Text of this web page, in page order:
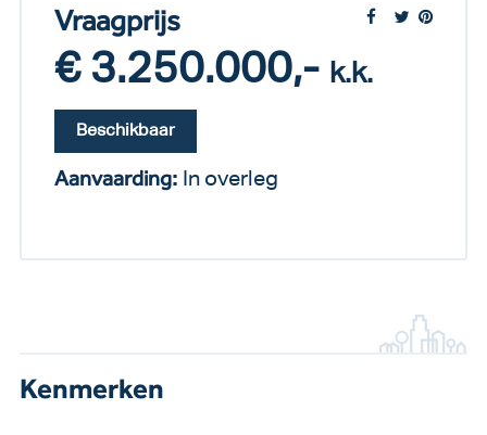
Vraagprijs
€ 3.250.000,- k.k.
Beschikbaar
Aanvaarding: In overleg
Kenmerken